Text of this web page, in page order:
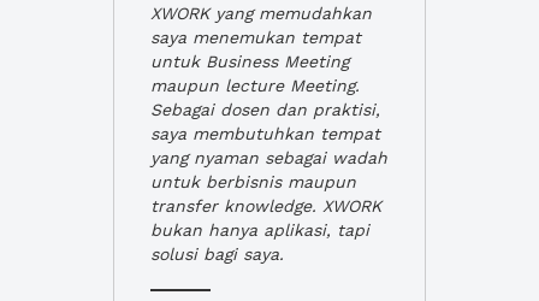
XWORK yang memudahkan
saya menemukan tempat
untuk Business Meeting
maupun lecture Meeting.
Sebagai dosen dan praktisi,
saya membutuhkan tempat
yang nyaman sebagai wadah
untuk berbisnis maupun
transfer knowledge. XWORK
bukan hanya aplikasi, tapi
solusi bagi saya.